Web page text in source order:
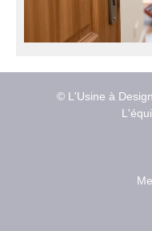
© L'Usine à